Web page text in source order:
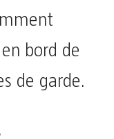
bord de
de garde.